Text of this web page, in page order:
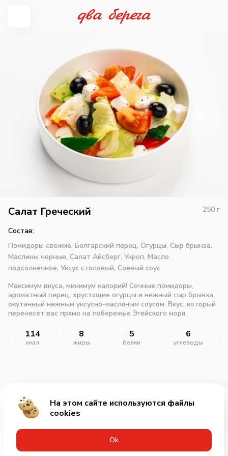
Салат Греческий 250 г
Состав:
Помидоры свежие, Болгарский перец, Огурцы, Сыр брынза,
Маслины черные, Салат Айсберг, Укроп, Масло
подсолнечное, Уксус столовый, Соевый соус
Максимум вкуса, минимум калорий! Сочные помидоры,
ароматный перец, хрустящие огурцы и нежный сыр брынза,
окутанный нежным уксусно-масляным соусом. Вкус, который
перенесет вас прямо на побережье Эгейского моря.
114
ккал
8
жиры
5
белки
6
углеводы
Добавить за 339₽
На этом сайте используются файлы
cookies
Оk